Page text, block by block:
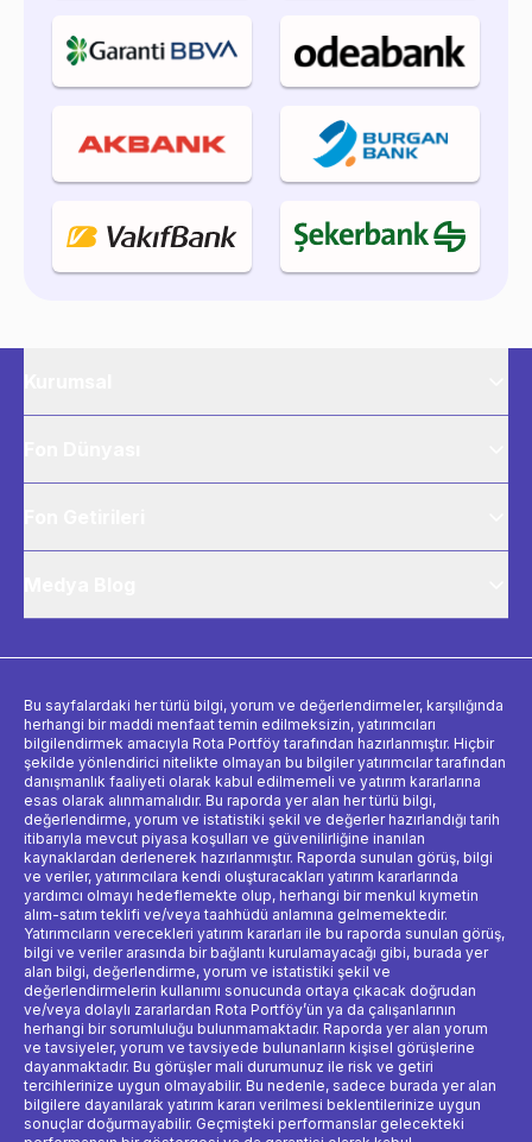
Bu sayfalardaki her türlü bilgi, yorum ve değerlendirmeler, karşılığında
herhangi bir maddi menfaat temin edilmeksizin, yatırımcıları
bilgilendirmek amacıyla Rota Portföy tarafından hazırlanmıştır. Hiçbir
şekilde yönlendirici nitelikte olmayan bu bilgiler yatırımcılar tarafından
danışmanlık faaliyeti olarak kabul edilmemeli ve yatırım kararlarına
esas olarak alınmamalıdır. Bu raporda yer alan her türlü bilgi,
değerlendirme, yorum ve istatistiki şekil ve değerler hazırlandığı tarih
itibarıyla mevcut piyasa koşulları ve güvenilirliğine inanılan
kaynaklardan derlenerek hazırlanmıştır. Raporda sunulan görüş, bilgi
ve veriler, yatırımcılara kendi oluşturacakları yatırım kararlarında
yardımcı olmayı hedeflemekte olup, herhangi bir menkul kıymetin
alım-satım teklifi ve/veya taahhüdü anlamına gelmemektedir.
Yatırımcıların verecekleri yatırım kararları ile bu raporda sunulan görüş,
bilgi ve veriler arasında bir bağlantı kurulamayacağı gibi, burada yer
alan bilgi, değerlendirme, yorum ve istatistiki şekil ve
değerlendirmelerin kullanımı sonucunda ortaya çıkacak doğrudan
ve/veya dolaylı zararlardan Rota Portföy’ün ya da çalışanlarının
herhangi bir sorumluluğu bulunmamaktadır. Raporda yer alan yorum
ve tavsiyeler, yorum ve tavsiyede bulunanların kişisel görüşlerine
dayanmaktadır. Bu görüşler mali durumunuz ile risk ve getiri
tercihlerinize uygun olmayabilir. Bu nedenle, sadece burada yer alan
bilgilere dayanılarak yatırım kararı verilmesi beklentilerinize uygun
sonuçlar doğurmayabilir. Geçmişteki performanslar gelecekteki